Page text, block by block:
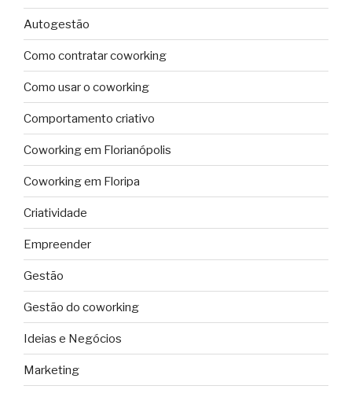
Autogestão
Como contratar coworking
Como usar o coworking
Comportamento criativo
Coworking em Florianópolis
Coworking em Floripa
Criatividade
Empreender
Gestão
Gestão do coworking
Ideias e Negócios
Marketing